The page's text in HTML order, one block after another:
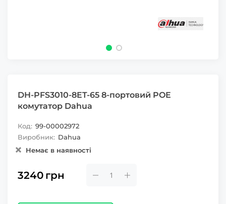
DH-PFS3010-8ET-65 8-портовий POE
комутатор Dahua
Код: 99-00002972
Виробник: Dahua
Немає в наявності
3240 грн